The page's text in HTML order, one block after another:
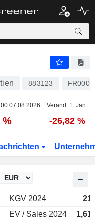
883123
07.08.2026 Veränd. 1. Jan.
% -26,82 %
KGV 2024
EV / Sales 2024